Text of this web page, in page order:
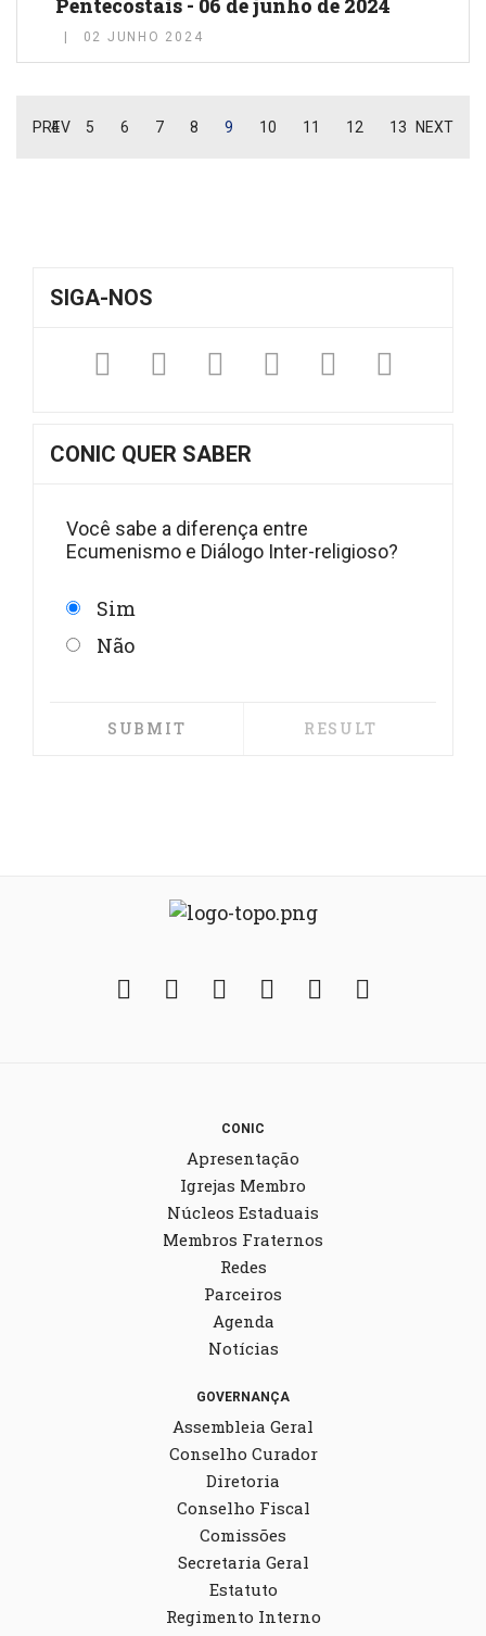
Pentecostais - 06 de junho de 2024
02 JUNHO 2024
PREV
4 5 6 7 8 9 10 11 12 13 NEXT
SIGA-NOS
FacebookTwitterInstagram
YouTube
Fickr
CONIC QUER SABER
Você sabe a diferença entre
Ecumenismo e Diálogo Inter-religioso?
Sim
Não
FacebookTwitter Instagram
YouTubeFickr
CONIC
Apresentação
Igrejas Membro
Núcleos Estaduais
Membros Fraternos
Redes
Parceiros
Agenda
Notícias
GOVERNANÇA
Assembleia Geral
Conselho Curador
Diretoria
Conselho Fiscal
Comissões
Secretaria Geral
Estatuto
Regimento Interno